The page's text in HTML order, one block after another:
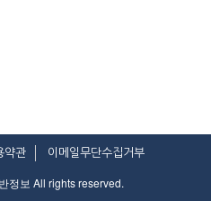
약관 이메일무단수집거부
정보 All rights reserved.